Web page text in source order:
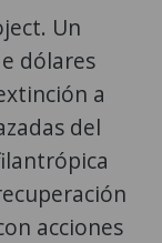
Un
dólares
a
del
acciones